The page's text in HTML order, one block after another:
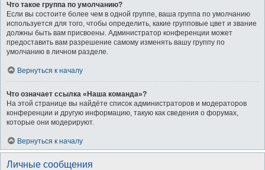
Что такое группа по умолчанию?
Если вы состоите более чем в одной группе, ваша группа по умолчанию
используется для того, чтобы определить, какие групповые цвет и звание
должны быть вам присвоены. Администратор конференции может
предоставить вам разрешение самому изменять вашу группу по
умолчанию в личном разделе.
Вернуться к началу
Что означает ссылка «Наша команда»?
На этой странице вы найдёте список администраторов и модераторов
конференции и другую информацию, такую как сведения о форумах,
которые они модерируют.
Вернуться к началу
Личные сообщения